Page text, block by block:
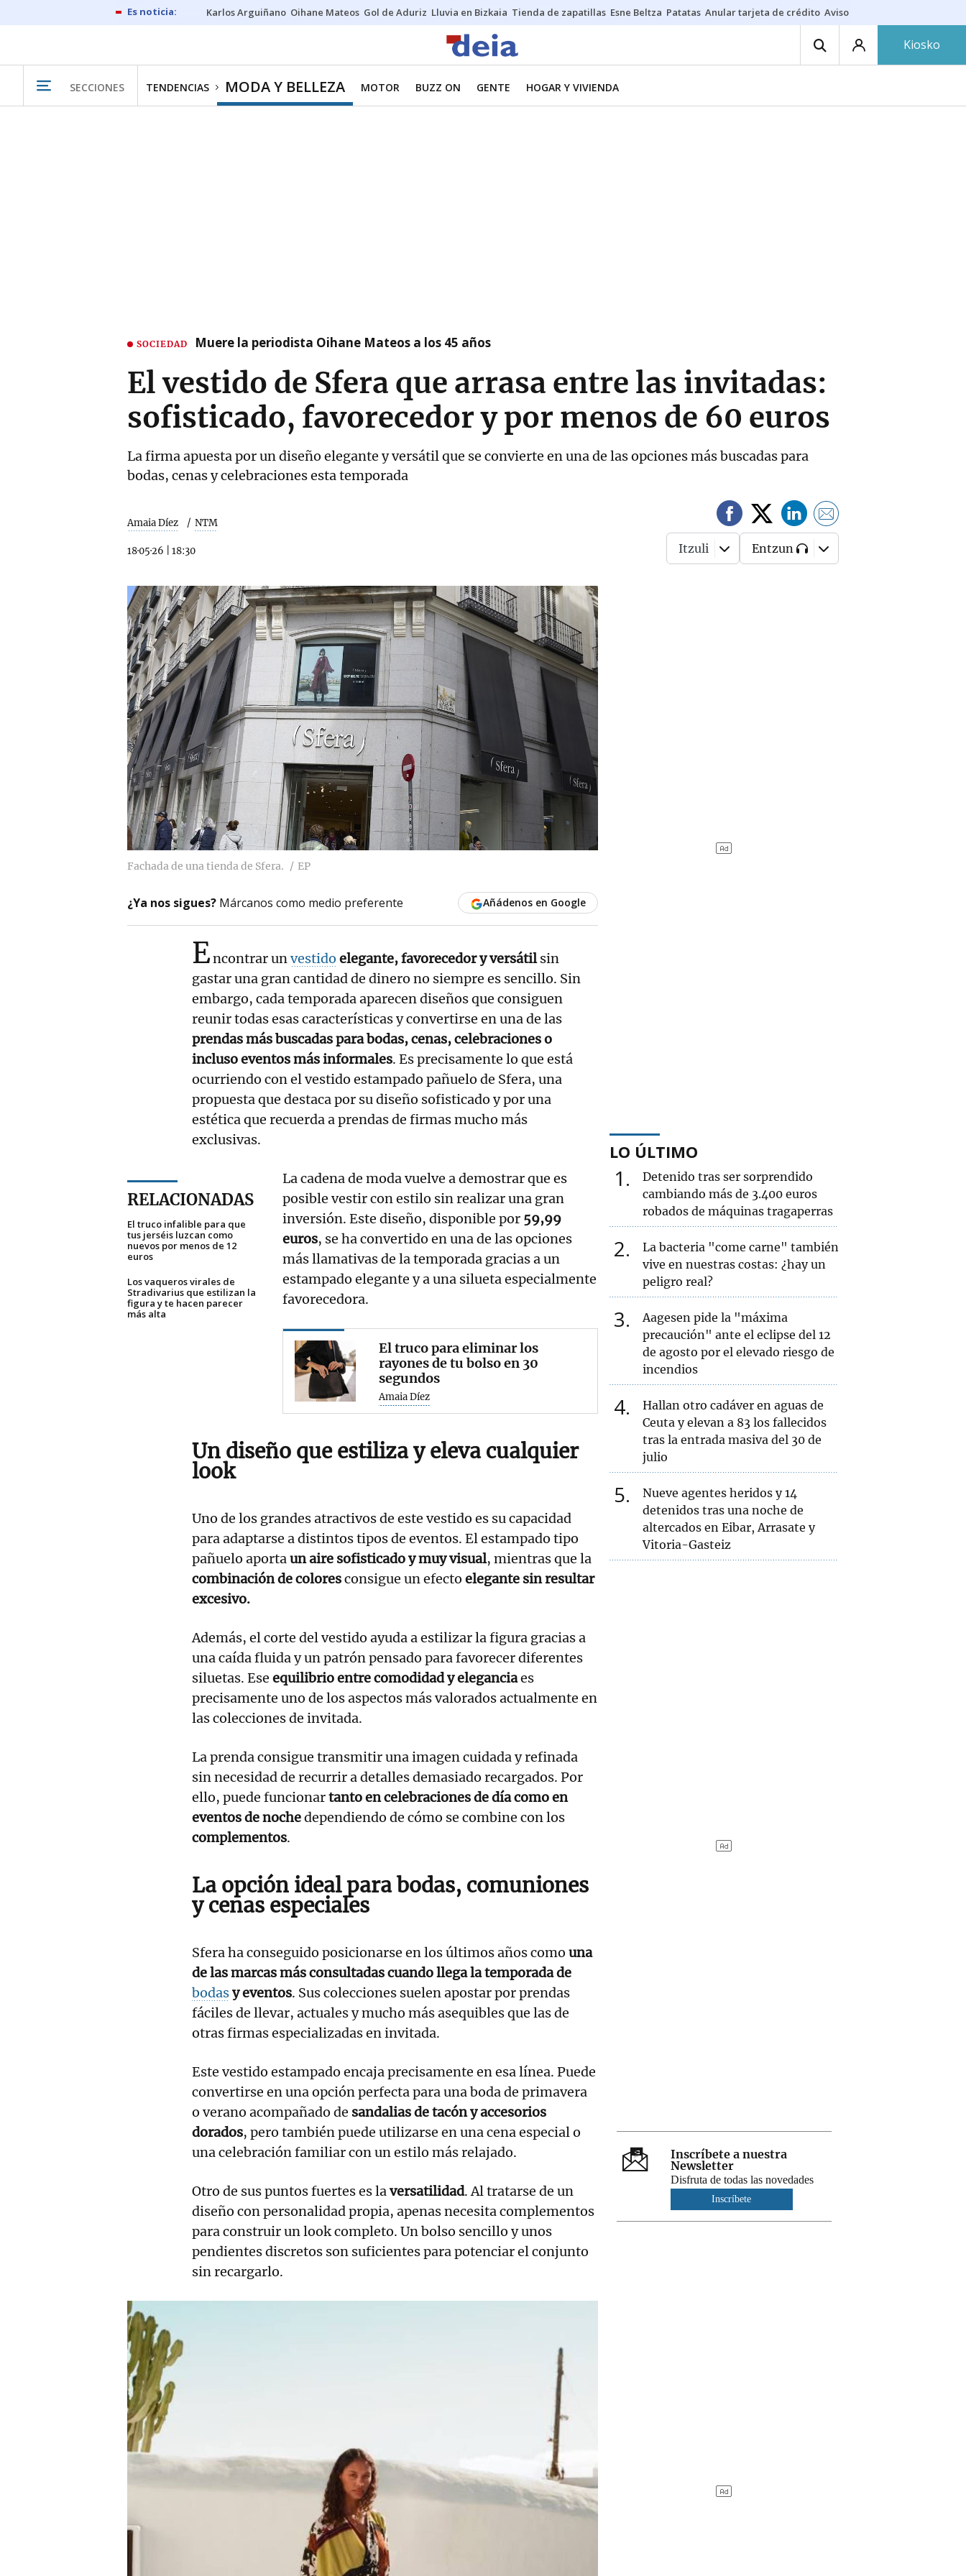
Karlos Arguiñano Oihane Mateos Gol de Aduriz Lluvia en Bizkaia Tienda de zapatillas Esne Beltza Patatas Anular tarjeta de crédito Aviso amarillo
Kiosko
SECCIONES TENDENCIAS MODA Y BELLEZA MOTOR BUZZ ON GENTE HOGAR Y VIVIENDA
SOCIEDAD Muere la periodista Oihane Mateos a los 45 años
El vestido de Sfera que arrasa entre las invitadas:
sofisticado, favorecedor y por menos de 60 euros
La firma apuesta por un diseño elegante y versátil que se convierte en una de las opciones más buscadas para
bodas, cenas y celebraciones esta temporada
Amaia Díez NTM
18·05·26 18:30 Itzuli Entzun
Fachada de una tienda de Sfera. EP
¿Ya nos sigues? Márcanos como medio preferente Añádenos en Google
Encontrar unvestido elegante, favorecedor y versátilsin
gastar una gran cantidad de dinero no siempre es sencillo. Sin
embargo, cada temporada aparecen diseños que consiguen
reunir todas esas características y convertirse en una de las
prendas más buscadas para bodas, cenas, celebraciones o
incluso eventos más informales. Es precisamente lo que está
ocurriendo con el vestido estampado pañuelo de Sfera, una
propuesta que destaca por su diseño sofisticado y por una
estética que recuerda a prendas de firmas mucho más
exclusivas.
RELACIONADAS
El truco infalible para que
tus jerséis luzcan como
nuevos por menos de 12
euros
Los vaqueros virales de
Stradivarius que estilizan la
figura y te hacen parecer
más alta
La cadena de moda vuelve a demostrar que es
posible vestir con estilo sin realizar una gran
inversión. Este diseño, disponible por 59,99
euros, se ha convertido en una de las opciones
más llamativas de la temporada gracias a un
estampado elegante y a una silueta especialmente
favorecedora.
El truco para eliminar los
rayones de tu bolso en 30
segundos
Amaia Díez
Un diseño que estiliza y eleva cualquier
look
Uno de los grandes atractivos de este vestido es su capacidad
para adaptarse a distintos tipos de eventos. El estampado tipo
pañuelo aportaun aire sofisticado y muy visual, mientras que la
combinación de coloresconsigue un efecto elegante sin resultar
excesivo.
Además, el corte del vestido ayuda a estilizar la figura gracias a
una caída fluida y un patrón pensado para favorecer diferentes
siluetas. Ese equilibrio entre comodidad y eleganciaes
precisamente uno de los aspectos más valorados actualmente en
las colecciones de invitada.
La prenda consigue transmitir una imagen cuidada y refinada
sin necesidad de recurrir a detalles demasiado recargados. Por
ello, puede funcionartanto en celebraciones de día como en
eventos de nochedependiendo de cómo se combine con los
complementos.
La opción ideal para bodas, comuniones
y cenas especiales
Sfera ha conseguido posicionarse en los últimos años como una
de las marcas más consultadas cuando llega la temporada de
bodasy eventos. Sus colecciones suelen apostar por prendas
fáciles de llevar, actuales y mucho más asequibles que las de
otras firmas especializadas en invitada.
Este vestido estampado encaja precisamente en esa línea. Puede
convertirse en una opción perfecta para una boda de primavera
o verano acompañado de sandalias de tacón y accesorios
dorados, pero también puede utilizarse en una cena especial o
una celebración familiar con un estilo más relajado.
Otro de sus puntos fuertes es laversatilidad. Al tratarse de un
diseño con personalidad propia, apenas necesita complementos
para construir un look completo. Un bolso sencillo y unos
pendientes discretos son suficientes para potenciar el conjunto
sin recargarlo.
LO ÚLTIMO
1
Detenido tras ser sorprendido
cambiando más de 3.400 euros
robados de máquinas tragaperras
2
La bacteria "come carne" también
vive en nuestras costas: ¿hay un
peligro real?
3
Aagesen pide la "máxima
precaución" ante el eclipse del 12
de agosto por el elevado riesgo de
incendios
4
Hallan otro cadáver en aguas de
Ceuta y elevan a 83 los fallecidos
tras la entrada masiva del 30 de
julio
5
Nueve agentes heridos y 14
detenidos tras una noche de
altercados en Eibar, Arrasate y
Vitoria-Gasteiz
Inscríbete a nuestra
Newsletter
Disfruta de todas las novedades
Inscríbete